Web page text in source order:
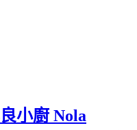
小廚 Nola